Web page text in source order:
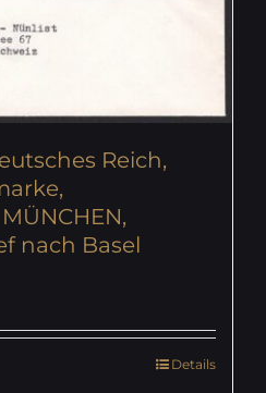
Reich,
nach Basel
Details